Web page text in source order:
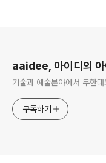
aaidee, 아이디의 아
기술과 예술분야에서 무한
구독하기